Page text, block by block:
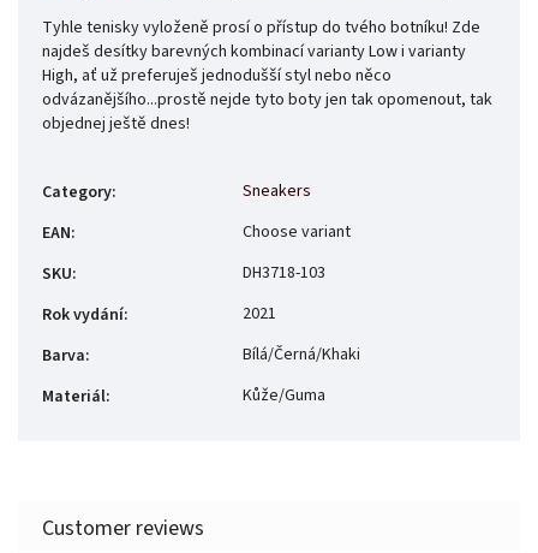
Tyhle tenisky vyloženě prosí o přístup do tvého botníku! Zde
najdeš desítky barevných kombinací varianty Low i varianty
High, ať už preferuješ jednodušší styl nebo něco
odvázanějšího...prostě nejde tyto boty jen tak opomenout, tak
objednej ještě dnes!
Category:
Sneakers
EAN:
Choose variant
SKU:
DH3718-103
Rok vydání:
2021
Barva:
Bílá/Černá/Khaki
Materiál: Kůže/Guma